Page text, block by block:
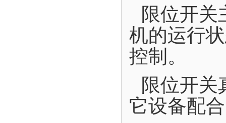
限位开关
机的运行
控制。
限位开关
它设备配